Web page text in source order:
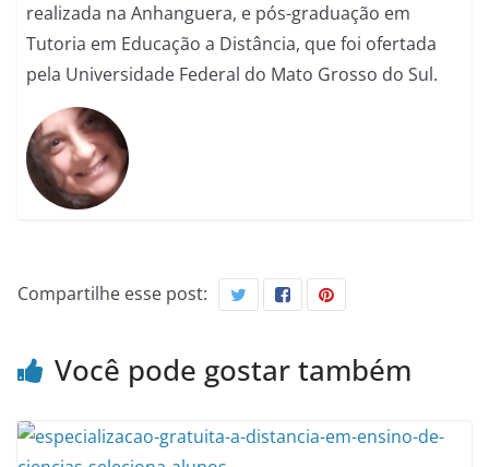
realizada na Anhanguera, e pós-graduação em
Tutoria em Educação a Distância, que foi ofertada
pela Universidade Federal do Mato Grosso do Sul.
Compartilhe esse post:
Você pode gostar também